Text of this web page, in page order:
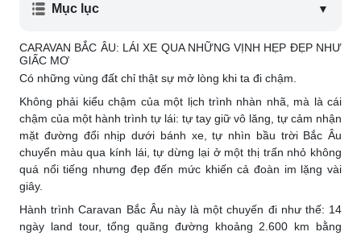
Mục lục ▼
CARAVAN BẮC ÂU: LÁI XE QUA NHỮNG VỊNH HẸP ĐẸP NHƯ
GIẤC MƠ
Có những vùng đất chỉ thật sự mở lòng khi ta đi chậm.
Không phải kiểu chậm của một lịch trình nhàn nhã, mà là cái
chậm của một hành trình tự lái: tự tay giữ vô lăng, tự cảm nhận
mặt đường đổi nhịp dưới bánh xe, tự nhìn bầu trời Bắc Âu
chuyển màu qua kính lái, tự dừng lại ở một thị trấn nhỏ không
quá nổi tiếng nhưng đẹp đến mức khiến cả đoàn im lặng vài
giây.
Hành trình Caravan Bắc Âu này là một chuyến đi như thế: 14
ngày land tour, tổng quãng đường khoảng 2.600 km bằng